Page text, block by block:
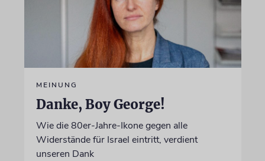
MEINUNG
Danke, Boy George!
Wie die 80er-Jahre-Ikone gegen alle
Widerstände für Israel eintritt, verdient
unseren Dank